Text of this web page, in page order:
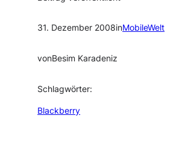
31. Dezember 2008inMobileWelt
vonBesim Karadeniz
Schlagwörter:
Blackberry